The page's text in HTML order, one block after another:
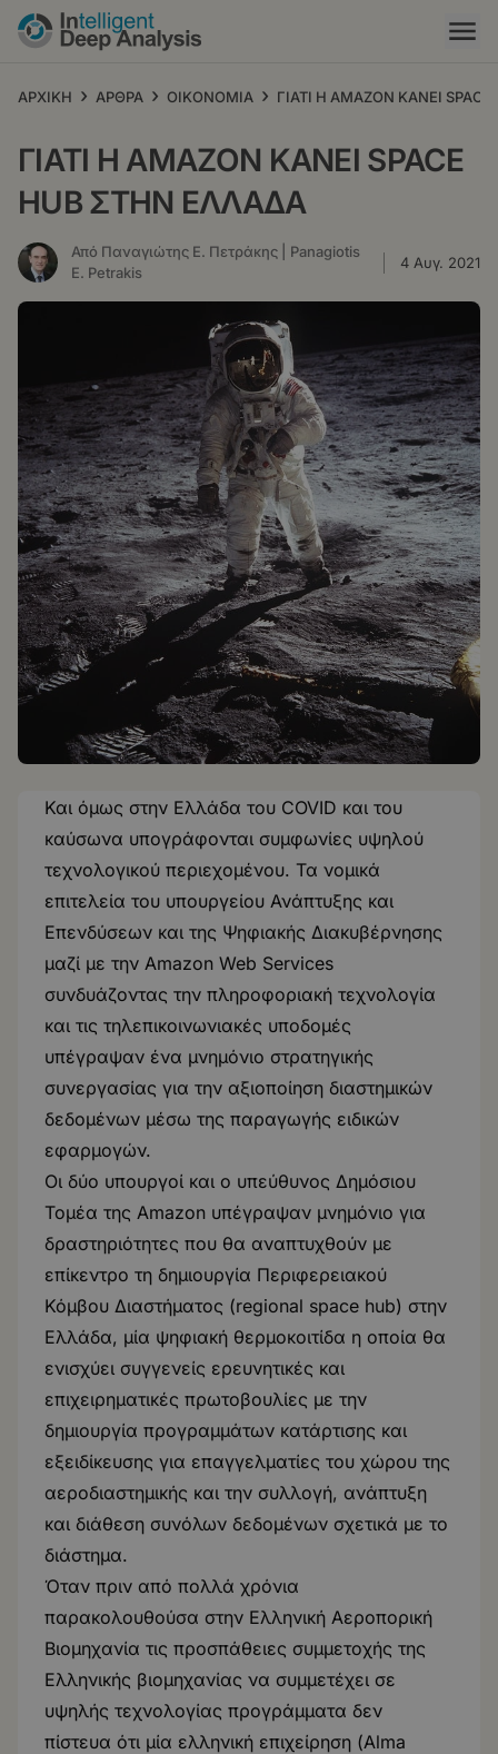
Παράκαμψη
προς
κυρίως
ΑΡΧΙΚΗ › ΑΡΘΡΑ › ΟΙΚΟΝΟΜΙΑ › ΓΙΑΤΙ Η AMAZON ΚΑΝΕΙ
ΓΙΑΤΙ Η AMAZON ΚΑΝΕΙ SPACE
HUB ΣΤΗΝ ΕΛΛΑΔΑ
Από Παναγιώτης Ε. Πετράκης | Panagiotis
E. Petrakis
4 Αυγ. 2021
Και όμως στην Ελλάδα του COVID και του
καύσωνα υπογράφονται συμφωνίες υψηλού
τεχνολογικού περιεχομένου. Τα νομικά
επιτελεία του υπουργείου Ανάπτυξης και
Επενδύσεων και της Ψηφιακής Διακυβέρνησης
μαζί με την Amazon Web Services
συνδυάζοντας την πληροφοριακή τεχνολογία
και τις τηλεπικοινωνιακές υποδομές
υπέγραψαν ένα μνημόνιο στρατηγικής
συνεργασίας για την αξιοποίηση διαστημικών
δεδομένων μέσω της παραγωγής ειδικών
εφαρμογών.
Οι δύο υπουργοί και ο υπεύθυνος Δημόσιου
Τομέα της Amazon υπέγραψαν μνημόνιο για
δραστηριότητες που θα αναπτυχθούν με
επίκεντρο τη δημιουργία Περιφερειακού
Κόμβου Διαστήματος (regional space hub) στην
Ελλάδα, μία ψηφιακή θερμοκοιτίδα η οποία θα
ενισχύει συγγενείς ερευνητικές και
επιχειρηματικές πρωτοβουλίες με την
δημιουργία προγραμμάτων κατάρτισης και
εξειδίκευσης για επαγγελματίες του χώρου της
αεροδιαστημικής και την συλλογή, ανάπτυξη
και διάθεση συνόλων δεδομένων σχετικά με το
διάστημα.
Όταν πριν από πολλά χρόνια
παρακολουθούσα στην Ελληνική Αεροπορική
Βιομηχανία τις προσπάθειες συμμετοχής της
Ελληνικής βιομηχανίας να συμμετέχει σε
υψηλής τεχνολογίας προγράμματα δεν
πίστευα ότι μία ελληνική επιχείρηση (Alma